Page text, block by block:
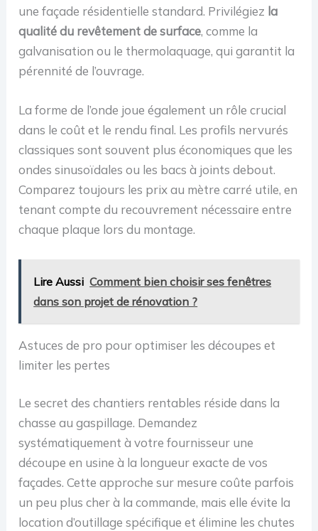
une façade résidentielle standard. Privilégiez la
qualité du revêtement de surface, comme la
galvanisation ou le thermolaquage, qui garantit la
pérennité de l’ouvrage.
La forme de l’onde joue également un rôle crucial
dans le coût et le rendu final. Les profils nervurés
classiques sont souvent plus économiques que les
ondes sinusoïdales ou les bacs à joints debout.
Comparez toujours les prix au mètre carré utile, en
tenant compte du recouvrement nécessaire entre
chaque plaque lors du montage.
Lire Aussi Comment bien choisir ses fenêtres
dans son projet de rénovation ?
Astuces de pro pour optimiser les découpes et
limiter les pertes
Le secret des chantiers rentables réside dans la
chasse au gaspillage. Demandez
systématiquement à votre fournisseur une
découpe en usine à la longueur exacte de vos
façades. Cette approche sur mesure coûte parfois
un peu plus cher à la commande, mais elle évite la
location d’outillage spécifique et élimine les chutes